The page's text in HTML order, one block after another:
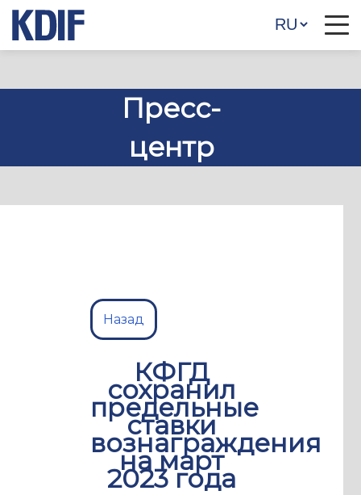
Пресс-
центр
Назад
КФГД
сохранил
предельные
ставки
вознаграждения
на март
2023 года